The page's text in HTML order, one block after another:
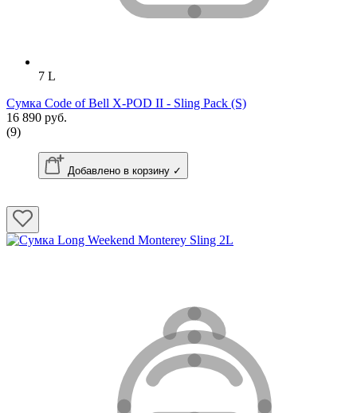
7 L
Сумка Code of Bell X-POD II - Sling Pack (S)
16 890 руб.
(9)
Добавлено в корзину ✓